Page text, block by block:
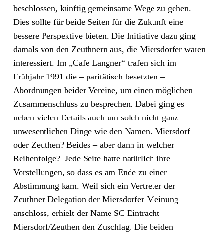
beschlossen, künftig gemeinsame Wege zu gehen.
Dies sollte für beide Seiten für die Zukunft eine
bessere Perspektive bieten. Die Initiative dazu ging
damals von den Zeuthnern aus, die Miersdorfer waren
interessiert. Im „Cafe Langner“ trafen sich im
Frühjahr 1991 die – paritätisch besetzten –
Abordnungen beider Vereine, um einen möglichen
Zusammenschluss zu besprechen. Dabei ging es
neben vielen Details auch um solch nicht ganz
unwesentlichen Dinge wie den Namen. Miersdorf
oder Zeuthen? Beides – aber dann in welcher
Reihenfolge? Jede Seite hatte natürlich ihre
Vorstellungen, so dass es am Ende zu einer
Abstimmung kam. Weil sich ein Vertreter der
Zeuthner Delegation der Miersdorfer Meinung
anschloss, erhielt der Name SC Eintracht
Miersdorf/Zeuthen den Zuschlag. Die beiden